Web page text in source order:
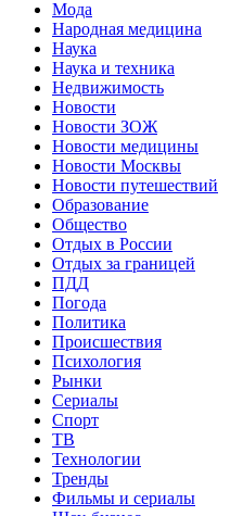
Мода
Народная медицина
Наука
Наука и техника
Недвижимость
Новости
Новости ЗОЖ
Новости медицины
Новости Москвы
Новости путешествий
Образование
Общество
Отдых в России
Отдых за границей
ПДД
Погода
Политика
Происшествия
Психология
Рынки
Сериалы
Спорт
ТВ
Технологии
Тренды
Фильмы и сериалы